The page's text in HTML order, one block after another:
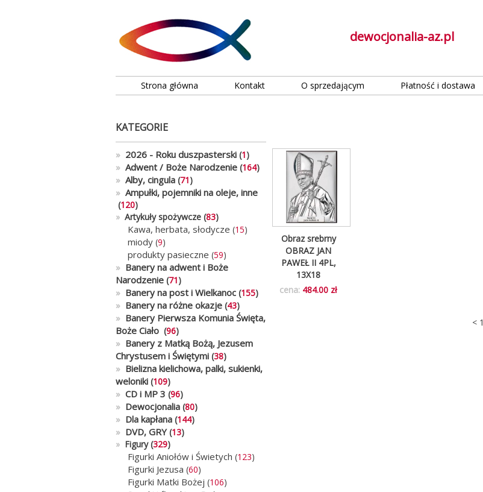
dewocjonalia-az.pl
Strona główna Kontakt O sprzedającym Płatność i dostawa
KATEGORIE
» 2026 - Roku duszpasterski (1)
» Adwent / Boże Narodzenie (164)
» Alby, cingula (71)
» Ampułki, pojemniki na oleje, inne
(120)
» Artykuły spożywcze (83)
Kawa, herbata, słodycze (15)
miody (9)
produkty pasieczne (59)
» Banery na adwent i Boże
Narodzenie (71)
» Banery na post i Wielkanoc (155)
» Banery na różne okazje (43)
» Banery Pierwsza Komunia Święta,
Boże Ciało (96)
» Banery z Matką Bożą, Jezusem
Chrystusem i Świętymi (38)
» Bielizna kielichowa, palki, sukienki,
weloniki (109)
» CD i MP 3 (96)
» Dewocjonalia (80)
» Dla kapłana (144)
» DVD, GRY(13)
» Figury (329)
Figurki Aniołów i Świetych (123)
Figurki Jezusa (60)
Figurki Matki Bożej (106)
Obraz srebrny
OBRAZ JAN
PAWEŁ II 4PL,
13X18
cena: 484.00 zł
< 1